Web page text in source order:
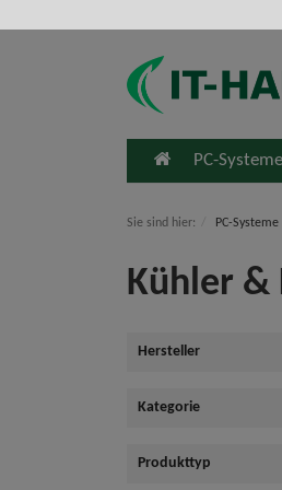
Startseite
PC-Systeme
Sie sind hier: PC-Systeme
Kühler &
Hersteller
Kategorie
Produkttyp